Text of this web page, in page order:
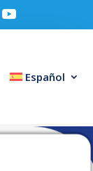
Español